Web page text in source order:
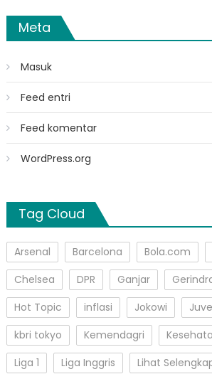
Meta
Masuk
Feed entri
Feed komentar
WordPress.org
Tag Cloud
Arsenal Barcelona Bola.com
Chelsea
DPR Ganjar
Hot Topic
inflasi Jokowi
kbri tokyo
Kemendagri
Liga 1
Liga Inggris Lihat